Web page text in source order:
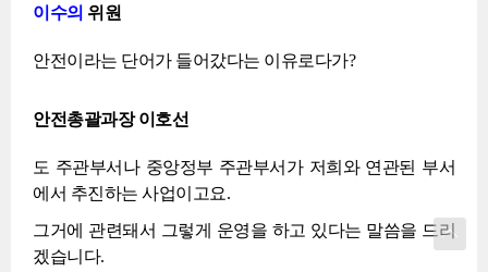
이수의 위원
안전이라는 단어가 들어갔다는 이유로다가?
안전총괄과장 이호선
도 주관부서나 중앙정부 주관부서가 저희와 연관된 부서
에서 추진하는 사업이고요.
그거에 관련돼서 그렇게 운영을 하고 있다는 말씀을 드리
겠습니다.